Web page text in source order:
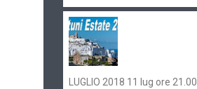
LUGLIO 2018 11 lug ore 21.00